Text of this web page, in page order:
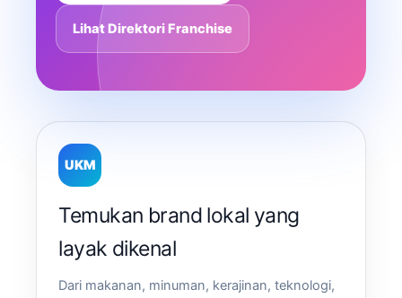
Lihat Direktori Franchise
UKM
Temukan brand lokal yang
layak dikenal
Dari makanan, minuman, kerajinan, teknologi,